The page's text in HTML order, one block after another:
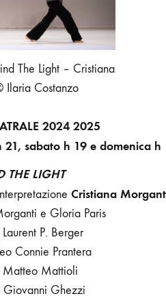
The Light – Cristiana
Ilaria Costanzo
2024 2025
sabato h 19 e domenica h
THE LIGHT
Cristiana
e Gloria Paris
P. Berger
Connie Prantera
Matteo Mattioli
Ghezzi